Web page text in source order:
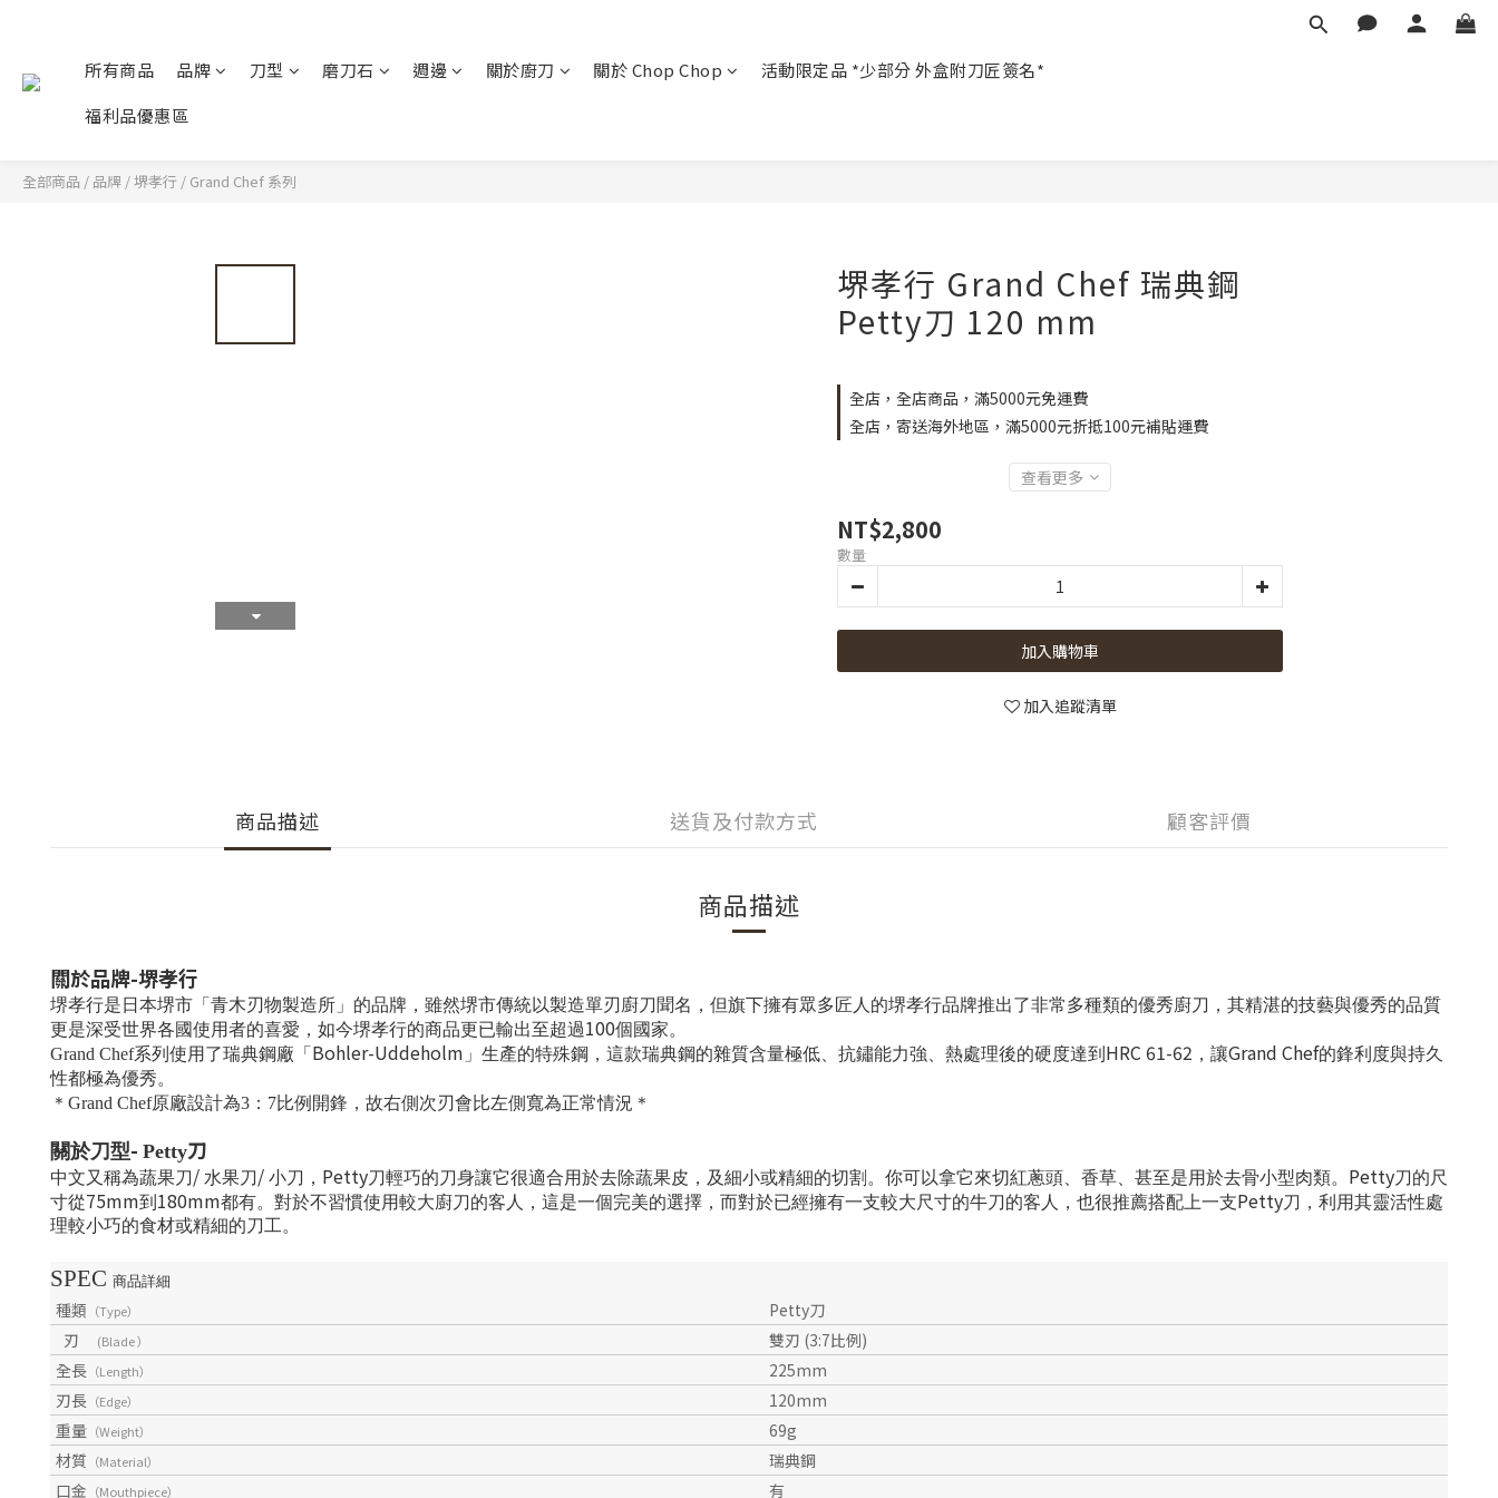
所有商品 品牌 刀型 磨刀石 週邊 關於廚刀 關於 Chop Chop
活動限定品 *少部分 外盒附刀匠簽名*
福利品優惠區
全部商品 / 品牌 /堺孝行 / Grand Chef 系列
堺孝行 Grand Chef 瑞典鋼
Petty刀 120 mm
全店，全店商品，滿5000元免運費
全店，寄送海外地區，滿5000元折抵100元補貼運費
查看更多
NT$2,800
數量
加入購物車
加入追蹤清單
商品描述 送貨及付款方式 顧客評價
商品描述
關於品牌-堺孝行
堺孝行是日本堺市「青木刃物製造所」的品牌，雖然堺市傳統以製造單刃廚刀聞名，但旗下擁有眾多匠人的堺孝行品牌推出了非常多種類的優秀廚刀，其精湛的技藝與優秀的品質
更是深受世界各國使用者的喜愛，如今堺孝行的商品更已輸出至超過100個國家。
Grand Chef系列使用了瑞典鋼廠「 Bohler-Uddeholm 」生產的特殊鋼，這款瑞典鋼的雜質含量極低、抗鏽能力強、熱處理後的硬度達到 HRC 61-62 ，讓Grand Chef的鋒利度與持久
性都極為優秀。
＊ Grand Chef原廠設計為3：7比例開鋒，故右側次刃會比左側寬為正常情況＊
關於刀型- Petty刀
中文又稱為蔬果刀/ 水果刀/ 小刀， Petty刀輕巧的刀身讓它很適合用於去除蔬果皮，及細小或精細的切割。你可以拿它來切紅蔥頭、香草、甚至是用於去骨小型肉類。 Petty刀的尺
寸從75mm到 180mm都有。對於不習慣使用較大廚刀的客人，這是一個完美的選擇，而對於已經擁有一支較大尺寸的牛刀的客人，也很推薦搭配上一支Petty刀，利用其靈活性處
理較小巧的食材或精細的刀工。
SPEC 商品詳細
種類 （Type）
Petty刀
刃 (Blade ）
雙刃 (3:7比例)
全長 （Length）
225mm
刃長 （Edge）
120mm
重量 （Weight）
69g
材質 （Material）
瑞典鋼
口金 （Mouthpiece） 有